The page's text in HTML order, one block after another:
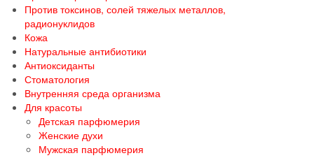
Против токсинов, солей тяжелых металлов,
радионуклидов
Кожа
Натуральные антибиотики
Антиоксиданты
Стоматология
Внутренняя среда организма
Для красоты
Детская парфюмерия
Женские духи
Мужская парфюмерия